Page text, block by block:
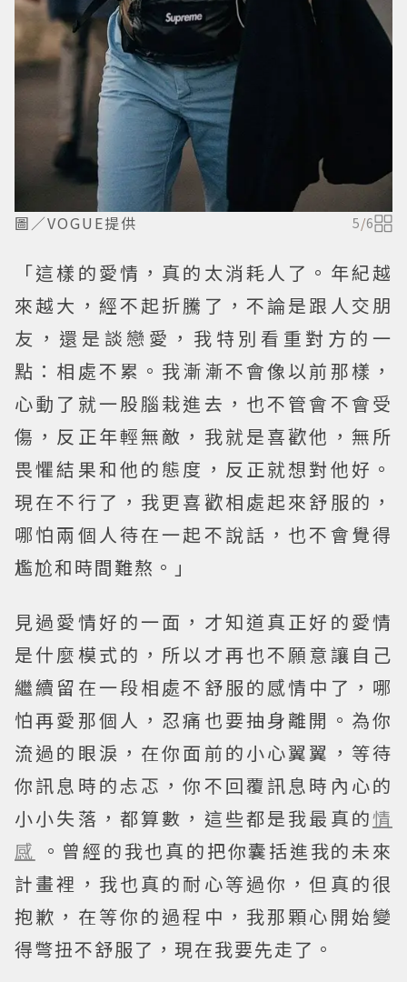
圖／VOGUE提供 5/6
「這樣的愛情，真的太消耗人了。年紀越
來越大，經不起折騰了，不論是跟人交朋
友，還是談戀愛，我特別看重對方的一
點：相處不累。我漸漸不會像以前那樣，
心動了就一股腦栽進去，也不管會不會受
傷，反正年輕無敵，我就是喜歡他，無所
畏懼結果和他的態度，反正就想對他好。
現在不行了，我更喜歡相處起來舒服的，
哪怕兩個人待在一起不說話，也不會覺得
尷尬和時間難熬。」
見過愛情好的一面，才知道真正好的愛情
是什麼模式的，所以才再也不願意讓自己
繼續留在一段相處不舒服的感情中了，哪
怕再愛那個人，忍痛也要抽身離開。為你
流過的眼淚，在你面前的小心翼翼，等待
你訊息時的忐忑，你不回覆訊息時內心的
小小失落，都算數，這些都是我最真的情
感 。曾經的我也真的把你囊括進我的未來
計畫裡，我也真的耐心等過你，但真的很
抱歉，在等你的過程中，我那顆心開始變
得彆扭不舒服了，現在我要先走了。